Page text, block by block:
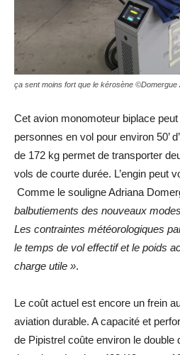
ça sent moins fort que le kérosène ©Domergue
Cet avion monomoteur biplace
personnes en vol pour environ 50’
de 172 kg permet de transporter
vols de courte durée. L’engin peut
Comme le souligne Adriana
balbutiements des nouveaux
Les contraintes météorologiques
le temps de vol effectif et le poids
charge utile ».
Le coût actuel est encore un frein
aviation durable. A capacité et
de Pipistrel coûte environ le double